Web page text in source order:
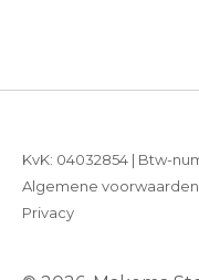
KvK: 04032854 | Btw-
Algemene voorwaarden
Privacy